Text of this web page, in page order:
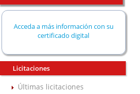
Acceda a más información con su
certificado digital
Licitaciones
Últimas licitaciones